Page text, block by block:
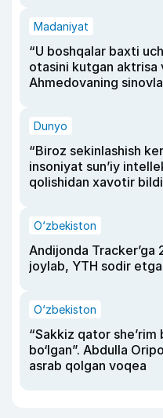
Madaniyat
“U boshqalar baxti
otasini kutgan aktrisa
Ahmedovaning
Dunyo
“Biroz sekinlashish
insoniyat sun’iy
qolishidan xavotir
O‘zbekiston
Andijonda Tracker’ga
joylab, YTH sodir
O‘zbekiston
“Sakkiz qator
bo‘lgan”. Abdulla
asrab qolgan voqea